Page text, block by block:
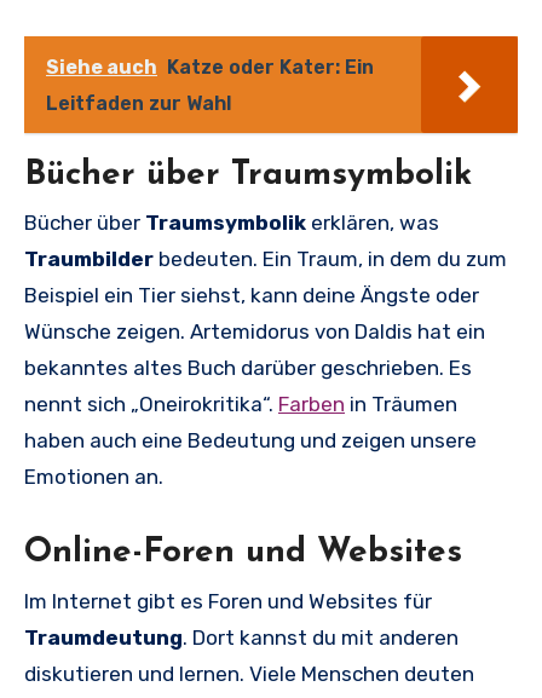
Siehe auch Katze oder Kater: Ein
Leitfaden zur Wahl
Bücher über Traumsymbolik
Bücher über Traumsymbolik erklären, was
Traumbilder bedeuten. Ein Traum, in dem du zum
Beispiel ein Tier siehst, kann deine Ängste oder
Wünsche zeigen. Artemidorus von Daldis hat ein
bekanntes altes Buch darüber geschrieben. Es
nennt sich „Oneirokritika“. Farben in Träumen
haben auch eine Bedeutung und zeigen unsere
Emotionen an.
Online-Foren und Websites
Im Internet gibt es Foren und Websites für
Traumdeutung. Dort kannst du mit anderen
diskutieren und lernen. Viele Menschen deuten